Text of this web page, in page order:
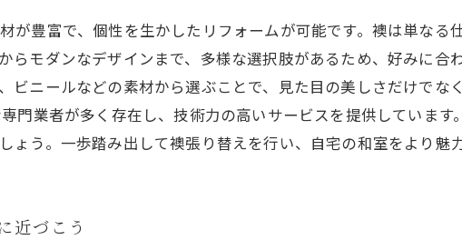
が豊富で、個性を生かしたリフォームが可能です。襖は単なる
らモダンなデザインまで、多様な選択肢があるため、好みに合
ビニールなどの素材から選ぶことで、見た目の美しさだけでな
門業者が多く存在し、技術力の高いサービスを提供していま
ょう。一歩踏み出して襖張り替えを行い、自宅の和室をより魅
近づこう